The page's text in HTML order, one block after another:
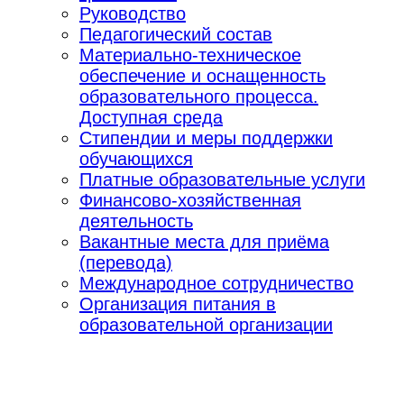
Руководство
Педагогический состав
Материально-техническое
обеспечение и оснащенность
образовательного процесса.
Доступная среда
Стипендии и меры поддержки
обучающихся
Платные образовательные услуги
Финансово-хозяйственная
деятельность
Вакантные места для приёма
(перевода)
Международное сотрудничество
Организация питания в
образовательной организации